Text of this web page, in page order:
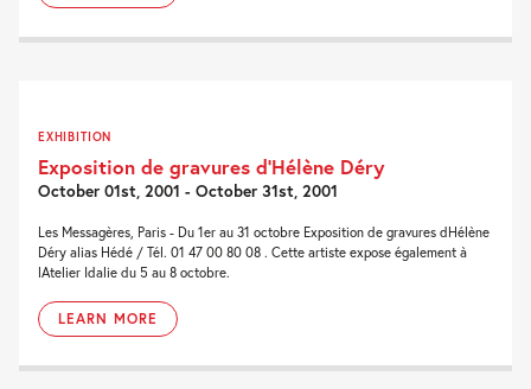
EXHIBITION
Exposition de gravures d’Hélène Déry
October 01st, 2001 - October 31st, 2001
Les Messagères, Paris - Du 1er au 31 octobre Exposition de gravures dHélène
Déry alias Hédé / Tél. 01 47 00 80 08 . Cette artiste expose également à
lAtelier Idalie du 5 au 8 octobre.
LEARN MORE